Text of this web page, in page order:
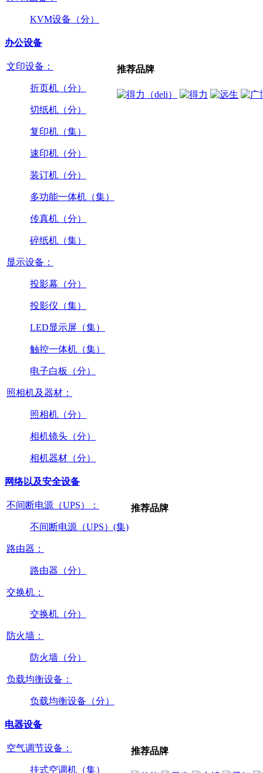
KVM设备（分）
办公设备
文印设备：
折页机（分）
切纸机（分）
复印机（集）
速印机（分）
装订机（分）
多功能一体机（集）
传真机（分）
碎纸机（集）
显示设备：
投影幕（分）
投影仪（集）
LED显示屏（集）
触控一体机（集）
电子白板（分）
照相机及器材：
照相机（分）
相机镜头（分）
相机器材（分）
推荐品牌
网络以及安全设备
不间断电源（UPS）：
不间断电源（UPS）(集)
路由器：
路由器（分）
交换机：
交换机（分）
防火墙：
防火墙（分）
负载均衡设备：
负载均衡设备（分）
推荐品牌
电器设备
空气调节设备：
挂式空调机（集）
推荐品牌